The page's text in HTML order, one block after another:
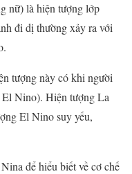
nữ) là hiện tượng lớp
đi dị thường xảy ra với
tượng này có khi người
Nino). Hiện tượng La
El Nino suy yếu,
để hiểu biết về cơ chế